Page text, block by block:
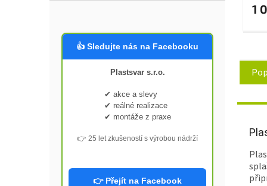
👍 Sledujte nás na Facebooku
Plastsvar s.r.o.
✔ akce a slevy
✔ reálné realizace
✔ montáže z praxe
👉 25 let zkušeností s výrobou nádrží
👉 Přejít na Facebook
1